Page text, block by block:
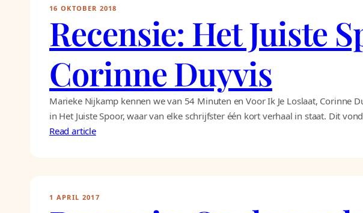
16 OKTOBER 2018
Recensie: Het Juiste
Corinne Duyvis
Marieke Nijkamp kennen we van 54 Minuten en Voor Ik Je Loslaat, Corinne
in Het Juiste Spoor, waar van elke schrijfster één kort verhaal in staat. Dit
Read article
1 APRIL 2017